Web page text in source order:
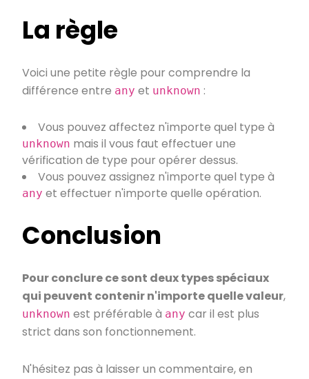
La règle
Voici une petite règle pour comprendre la
différence entre any et unknown :
Vous pouvez affectez n'importe quel type à
unknown mais il vous faut effectuer une
vérification de type pour opérer dessus.
Vous pouvez assignez n'importe quel type à
any et effectuer n'importe quelle opération.
Conclusion
Pour conclure ce sont deux types spéciaux
qui peuvent contenir n'importe quelle valeur,
unknown est préférable à any car il est plus
strict dans son fonctionnement.
N'hésitez pas à laisser un commentaire, en